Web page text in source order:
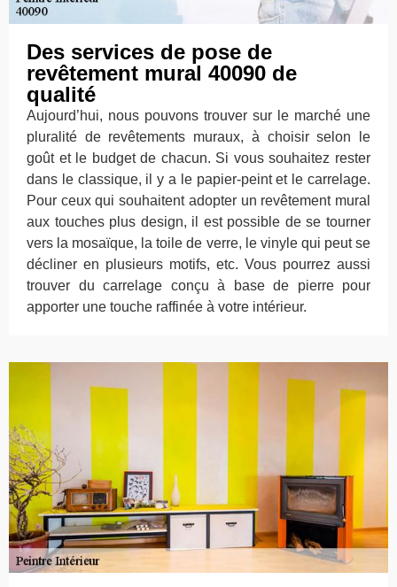
Des services de pose de
revêtement mural 40090 de
qualité
Aujourd’hui, nous pouvons trouver sur le marché une
pluralité de revêtements muraux, à choisir selon le
goût et le budget de chacun. Si vous souhaitez rester
dans le classique, il y a le papier-peint et le carrelage.
Pour ceux qui souhaitent adopter un revêtement mural
aux touches plus design, il est possible de se tourner
vers la mosaïque, la toile de verre, le vinyle qui peut se
décliner en plusieurs motifs, etc. Vous pourrez aussi
trouver du carrelage conçu à base de pierre pour
apporter une touche raffinée à votre intérieur.